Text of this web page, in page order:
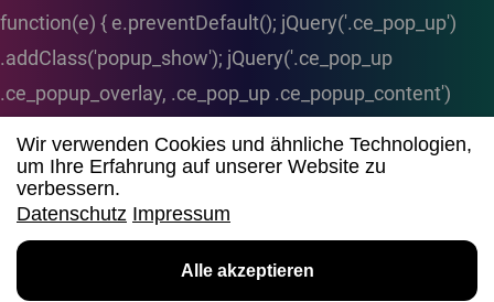
Wir verwenden Cookies und ähnliche Technologien,
um Ihre Erfahrung auf unserer Website zu
verbessern.
Datenschutz Impressum
Alle akzeptieren
Radio aufrufen
function(e) { e.preventDefault(); jQuery('.ce_pop_up')
.addClass('popup_show'); jQuery('.ce_pop_up
.ce_popup_overlay, .ce_pop_up .ce_popup_content')
jQuery(document).on('click', '.ce_pop_up .popup_close',
function() { jQuery('.ce_pop_up .ce_popup_overlay,
jQuery('.ce_pop_up') .removeClass('popup_show'); }); //